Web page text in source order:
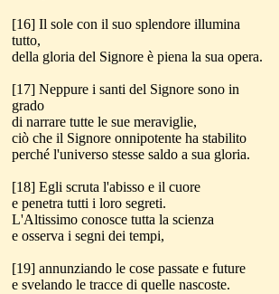
[16] Il sole con il suo splendore illumina
tutto,
della gloria del Signore è piena la sua opera.
[17] Neppure i santi del Signore sono in
grado
di narrare tutte le sue meraviglie,
ciò che il Signore onnipotente ha stabilito
perché l'universo stesse saldo a sua gloria.
[18] Egli scruta l'abisso e il cuore
e penetra tutti i loro segreti.
L'Altissimo conosce tutta la scienza
e osserva i segni dei tempi,
[19] annunziando le cose passate e future
e svelando le tracce di quelle nascoste.